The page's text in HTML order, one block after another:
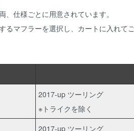
、仕様ごとに用意されています。
るマフラーを選択し、カートに入れて
2017-up ツーリング
※トライクを除く
2017-up ツーリング